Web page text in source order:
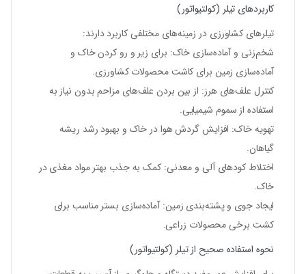
کاربردهای تیلر (کولتیواتور)
تیلرهای کشاورزی در زمینه‌های مختلفی کاربرد دارند:
شخم‌زنی و آماده‌سازی خاک: برای زیر و رو کردن خاک و
آماده‌سازی زمین برای کاشت محصولات کشاورزی.
کنترل علف‌های هرز: از بین بردن علف‌های مزاحم بدون نیاز به
استفاده از سموم شیمیایی.
تهویه خاک: افزایش گردش هوا در خاک و بهبود رشد ریشه
گیاهان.
اختلاط کودهای آلی و معدنی: کمک به جذب بهتر مواد مغذی در
خاک.
ایجاد جوی و پشته‌بندی زمین: آماده‌سازی بستر مناسب برای
کشت برخی محصولات زراعی.
نحوه استفاده صحیح از تیلر (کولتیواتور)